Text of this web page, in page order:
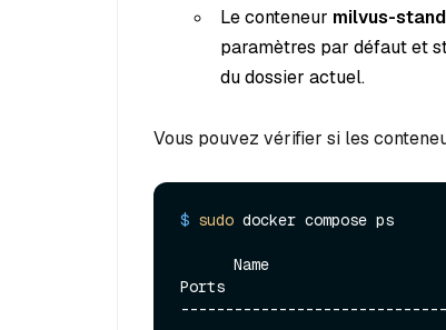
Le conteneur milvus-
paramètres par défaut et
du dossier actuel.
Vous pouvez vérifier si les
$ sudo docker compose ps
Ports